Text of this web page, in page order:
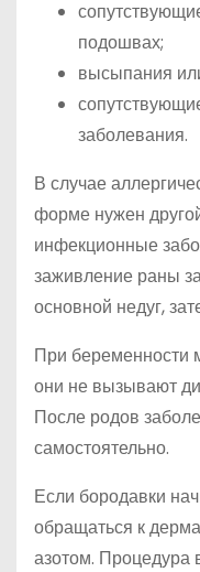
подошвах;
высыпания
заболевания.
В случае
форме нужен
инфекционные
заживление раны
основной недуг,
При беременности
они не вызывают
После родов
самостоятельно.
Если бородавки
обращаться к
азотом. Процедура